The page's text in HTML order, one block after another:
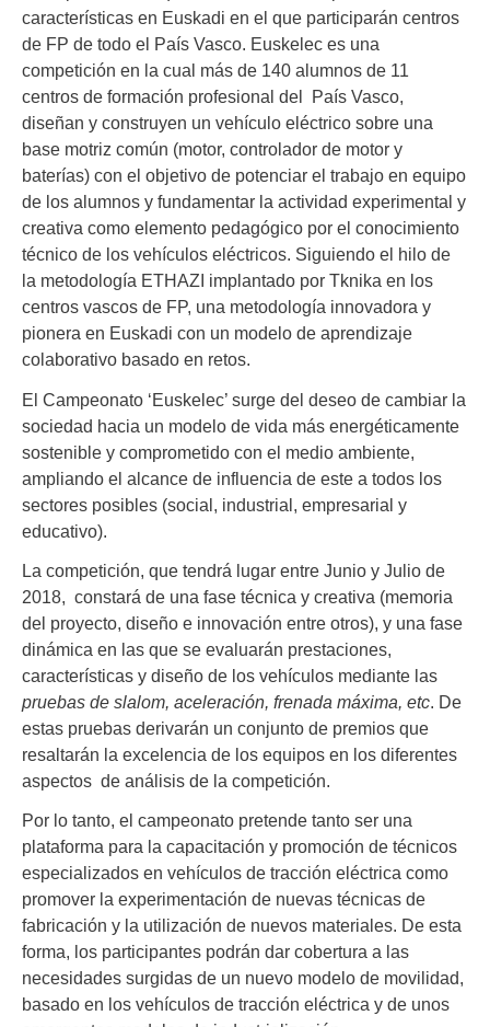
características en Euskadi en el que participarán centros
de FP de todo el País Vasco. Euskelec es una
competición en la cual más de 140 alumnos de 11
centros de formación profesional del País Vasco,
diseñan y construyen un vehículo eléctrico sobre una
base motriz común (motor, controlador de motor y
baterías) con el objetivo de potenciar el trabajo en equipo
de los alumnos y fundamentar la actividad experimental y
creativa como elemento pedagógico por el conocimiento
técnico de los vehículos eléctricos. Siguiendo el hilo de
la metodología ETHAZI implantado por Tknika en los
centros vascos de FP, una metodología innovadora y
pionera en Euskadi con un modelo de aprendizaje
colaborativo basado en retos.
El Campeonato ‘Euskelec’ surge del deseo de cambiar la
sociedad hacia un modelo de vida más energéticamente
sostenible y comprometido con el medio ambiente,
ampliando el alcance de influencia de este a todos los
sectores posibles (social, industrial, empresarial y
educativo).
La competición, que tendrá lugar entre Junio y Julio de
2018, constará de una fase técnica y creativa (memoria
del proyecto, diseño e innovación entre otros), y una fase
dinámica en las que se evaluarán prestaciones,
características y diseño de los vehículos mediante las
pruebas de slalom, aceleración, frenada máxima, etc. De
estas pruebas derivarán un conjunto de premios que
resaltarán la excelencia de los equipos en los diferentes
aspectos de análisis de la competición.
Por lo tanto, el campeonato pretende tanto ser una
plataforma para la capacitación y promoción de técnicos
especializados en vehículos de tracción eléctrica como
promover la experimentación de nuevas técnicas de
fabricación y la utilización de nuevos materiales. De esta
forma, los participantes podrán dar cobertura a las
necesidades surgidas de un nuevo modelo de movilidad,
basado en los vehículos de tracción eléctrica y de unos